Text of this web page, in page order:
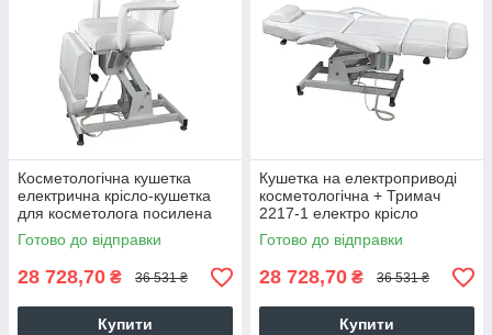
Косметологічна кушетка
електрична крісло-кушетка
для косметолога посилена
2217 колір білий
Готово до відправки
28 728,70 ₴ 36 531 ₴
Купити
Кушетка на електроприводі
косметологічна + Тримач
2217-1 електро крісло
косметолога кушетка
медична
Готово до відправки
28 728,70 ₴ 36 531 ₴
Купити